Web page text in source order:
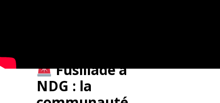
Fusillade à
NDG : la